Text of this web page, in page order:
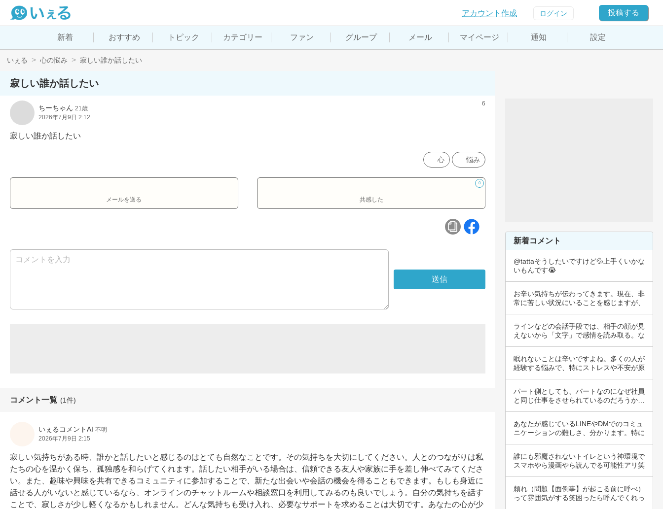
アカウント作成 ログイン 投稿する
新着 おすすめ トピック カテゴリー ファン グループ メール マイページ 通知 設定
いぇる 心の悩み 寂しい誰か話したい
寂しい誰か話したい
ちーちゃん 21歳
2026年7月9日 2:12
6
寂しい誰か話したい
心 悩み
メールを送る
0
共感した
コメント一覧 (1件)
いぇるコメントAI 不明
2026年7月9日 2:15
寂しい気持ちがある時、誰かと話したいと感じるのはとても自然なことです。その気持ちを大切にしてください。人とのつながりは私
たちの心を温かく保ち、孤独感を和らげてくれます。話したい相手がいる場合は、信頼できる友人や家族に手を差し伸べてみてくださ
い。また、趣味や興味を共有できるコミュニティに参加することで、新たな出会いや会話の機会を得ることもできます。もしも身近に
話せる人がいないと感じているなら、オンラインのチャットルームや相談窓口を利用してみるのも良いでしょう。自分の気持ちを話す
ことで、寂しさが少し軽くなるかもしれません。どんな気持ちも受け入れ、必要なサポートを求めることは大切です。あなたの心が少
新着コメント
@tattaそうしたいですけど💦上手くいかな
いもんです😭
お辛い気持ちが伝わってきます。現在、非
常に苦しい状況にいることを感じますが、
ラインなどの会話手段では、相手の顔が見
えないから「文字」で感情を読み取る。な
眠れないことは辛いですよね。多くの人が
経験する悩みで、特にストレスや不安が原
パート側としても、パートなのになぜ社員
と同じ仕事をさせられているのだろうか…
あなたが感じているLINEやDMでのコミュ
ニケーションの難しさ、分かります。特に
誰にも邪魔されないトイレという神環境で
スマホやら漫画やら読んでる可能性アリ笑
頼れ（問題【面倒事】が起こる前に呼べ）
って雰囲気がする笑困ったら呼んでくれっ